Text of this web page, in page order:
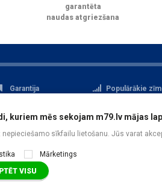
garantēta
naudas atgriezšana
Garantija
Populārākie
Datu aizsardzība
Reģistrācija
kuriem mēs sekojam m79.lv mājas
sīkfailu lietošanu. Jūs varat
Mārketings
VISU